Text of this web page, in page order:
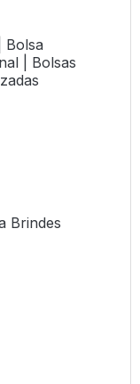
Bolsa
| Bolsas
Brindes